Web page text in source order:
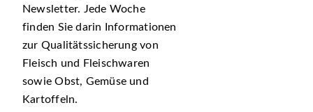
Newsletter. Jede Woche
finden Sie darin Informationen
zur Qualitätssicherung von
Fleisch und Fleischwaren
sowie Obst, Gemüse und
Kartoffeln.